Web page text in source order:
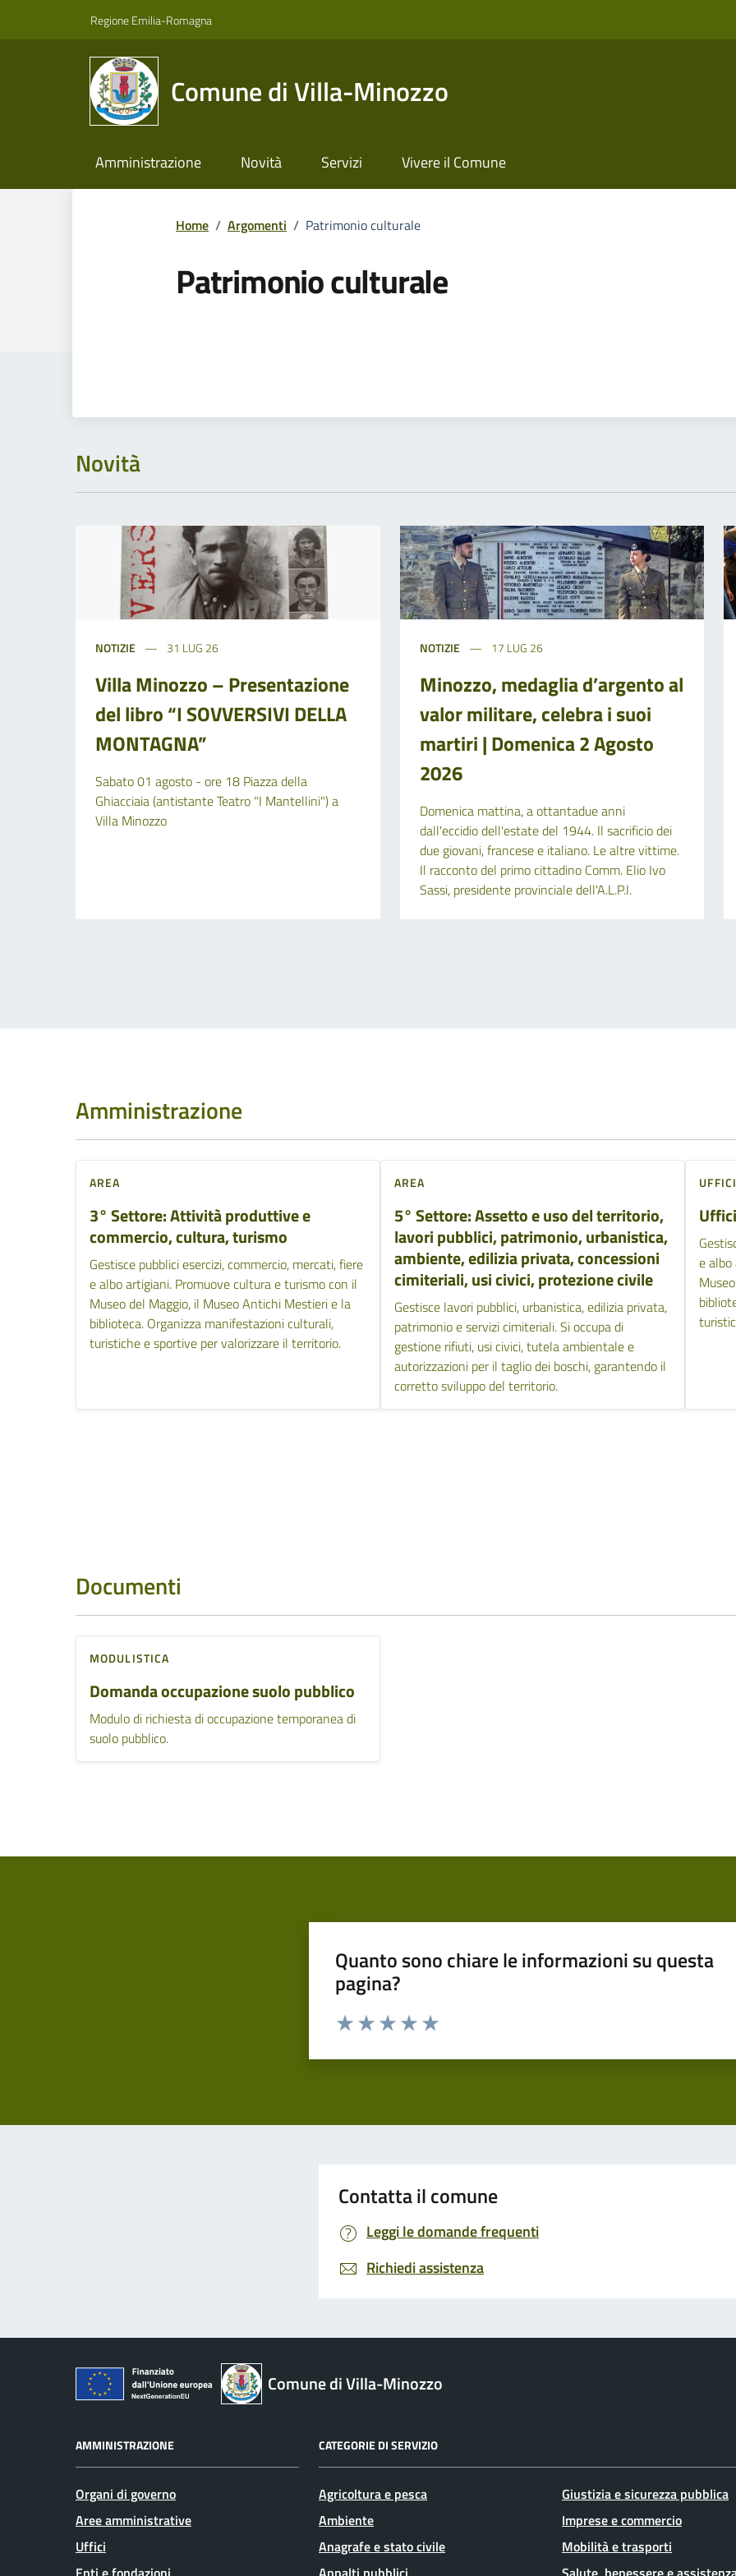
Regione Emilia-Romagna
Comune di Villa-Minozzo
Amministrazione Novità Servizi Vivere il Comune
Home / Argomenti / Patrimonio culturale
Patrimonio culturale
Novità
NOTIZIE 31 LUG 26
Villa Minozzo – Presentazione
del libro “I SOVVERSIVI DELLA
MONTAGNA”
Sabato 01 agosto - ore 18 Piazza della
Ghiacciaia (antistante Teatro "I Mantellini") a
Villa Minozzo
NOTIZIE 17 LUG 26
Minozzo, medaglia d’argento al
valor militare, celebra i suoi
martiri | Domenica 2 Agosto
2026
Domenica mattina, a ottantadue anni
dall'eccidio dell'estate del 1944. Il sacrificio dei
due giovani, francese e italiano. Le altre vittime.
Il racconto del primo cittadino Comm. Elio Ivo
Sassi, presidente provinciale dell'A.L.P.I.
Amministrazione
AREA
3° Settore: Attività produttive e
commercio, cultura, turismo
Gestisce pubblici esercizi, commercio, mercati, fiere
e albo artigiani. Promuove cultura e turismo con il
Museo del Maggio, il Museo Antichi Mestieri e la
biblioteca. Organizza manifestazioni culturali,
turistiche e sportive per valorizzare il territorio.
AREA
5° Settore: Assetto e uso del territorio,
lavori pubblici, patrimonio, urbanistica,
ambiente, edilizia privata, concessioni
cimiteriali, usi civici, protezione civile
Gestisce lavori pubblici, urbanistica, edilizia privata,
patrimonio e servizi cimiteriali. Si occupa di
gestione rifiuti, usi civici, tutela ambientale e
autorizzazioni per il taglio dei boschi, garantendo il
corretto sviluppo del territorio.
e
Documenti
MODULISTICA
Domanda occupazione suolo pubblico
Modulo di richiesta di occupazione temporanea di
suolo pubblico.
Quanto sono chiare le informazioni su questa
pagina?
Contatta il comune
Leggi le domande frequenti
Richiedi assistenza
Comune di Villa-Minozzo
AMMINISTRAZIONE
Organi di governo
Aree amministrative
Uffici
CATEGORIE DI SERVIZIO
Agricoltura e pesca
Ambiente
Anagrafe e stato civile
Giustizia e sicurezza pubblica
Imprese e commercio
Mobilità e trasporti